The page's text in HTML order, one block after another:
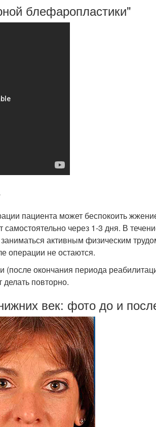
блефаропластики"
пациента может беспокоить
через 1-3 дня. В
активным физическим
операции не остаются.
окончания периода
делать повторно.
век: фото до и